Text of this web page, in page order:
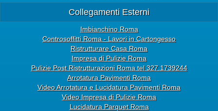
Collegamenti Esterni
Imbianchino Roma
Controsoffitti Roma - Lavori in Cartongesso
Ristrutturare Casa Roma
Impresa di Pulizie Roma
Pulizie Post Ristrutturazioni Roma tel 327.1739244
Arrotatura Pavimenti Roma
Video Arrotatura e Lucidatura Pavimenti Roma
Video Impresa di Pulizie Roma
Lucidatura Parquet Roma